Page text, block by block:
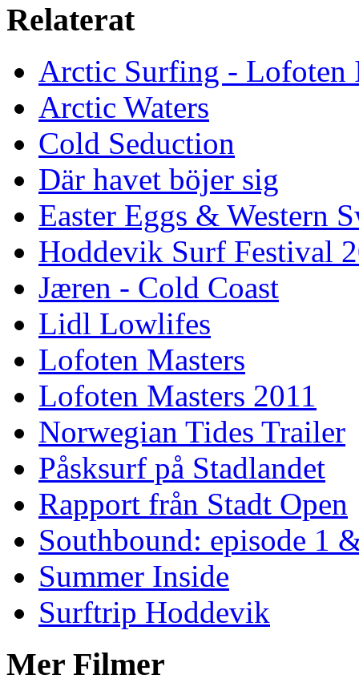
Relaterat
Arctic Surfing - Lofoten
Arctic Waters
Cold Seduction
Där havet böjer sig
Easter Eggs & Western
Hoddevik Surf Festival
Jæren - Cold Coast
Lidl Lowlifes
Lofoten Masters
Lofoten Masters 2011
Norwegian Tides Trailer
Påsksurf på Stadlandet
Rapport från Stadt Open
Southbound: episode 1
Summer Inside
Surftrip Hoddevik
Mer Filmer